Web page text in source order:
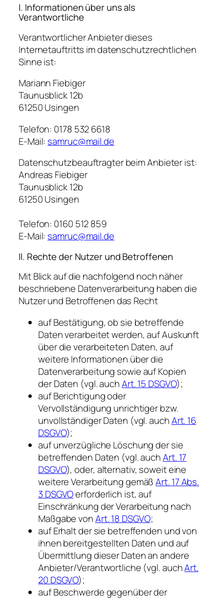
I. Informationen über uns als
Verantwortliche
Verantwortlicher Anbieter dieses
Internetauftritts im datenschutzrechtlichen
Sinne ist:
Mariann Fiebiger
Taunusblick 12b
61250 Usingen
Telefon: 0178 532 6618
E-Mail: samruc@mail.de
Datenschutzbeauftragter beim Anbieter ist:
Andreas Fiebiger
Taunusblick 12b
61250 Usingen
Telefon: 0160 512 859
E-Mail: samruc@mail.de
II. Rechte der Nutzer und Betroffenen
Mit Blick auf die nachfolgend noch näher
beschriebene Datenverarbeitung haben die
Nutzer und Betroffenen das Recht
auf Bestätigung, ob sie betreffende
Daten verarbeitet werden, auf Auskunft
über die verarbeiteten Daten, auf
weitere Informationen über die
Datenverarbeitung sowie auf Kopien
der Daten (vgl. auchArt. 15 DSGVO);
auf Berichtigung oder
Vervollständigung unrichtiger bzw.
unvollständiger Daten (vgl. auchArt. 16
DSGVO);
auf unverzügliche Löschung der sie
betreffenden Daten (vgl. auchArt. 17
DSGVO), oder, alternativ, soweit eine
weitere Verarbeitung gemäßArt. 17 Abs.
3 DSGVOerforderlich ist, auf
Einschränkung der Verarbeitung nach
Maßgabe vonArt. 18 DSGVO;
auf Erhalt der sie betreffenden und von
ihnen bereitgestellten Daten und auf
Übermittlung dieser Daten an andere
Anbieter/Verantwortliche (vgl. auchArt.
20 DSGVO);
auf Beschwerde gegenüber der